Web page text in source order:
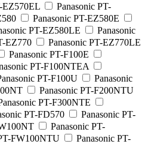
EZ570EL
Panasonic PT-
Panasonic PT-EZ580E
PT-EZ580LE
Panasonic
EZ770
Panasonic PT-EZ770LE
Panasonic PT-F100E
PT-F100NTEA
PT-F100U
Panasonic
Panasonic PT-F200NTU
PT-F300NTE
PT-FD570
Panasonic PT-
Panasonic PT-
FW100NTU
Panasonic PT-